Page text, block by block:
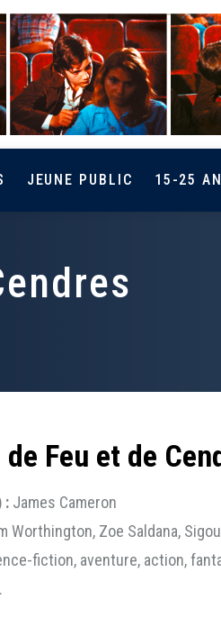
JEUNE PUBLIC 15-25
Feu et de
: James Cameron
Worthington, Zoe Saldana,
fiction, aventure, action,